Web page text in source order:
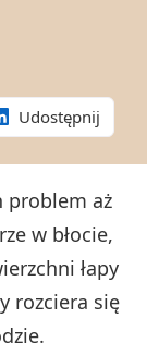
Udostępnij
problem aż
w błocie,
łapy
rozciera się